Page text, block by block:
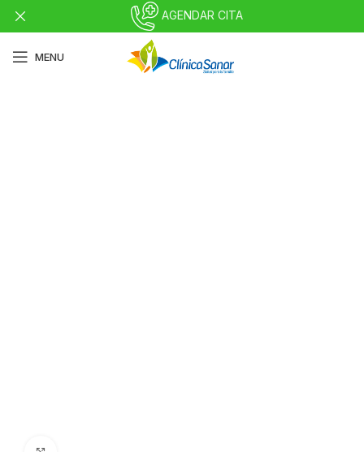
MENU
AGENDAR CITA